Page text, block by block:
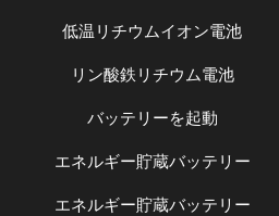
低温リチウムイオン電池
リン酸鉄リチウム電池
バッテリーを起動
エネルギー貯蔵バッテリー
エネルギー貯蔵バッテリー